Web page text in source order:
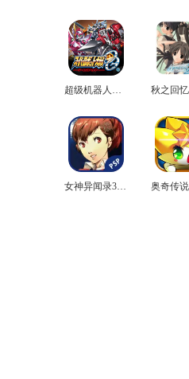
超级机器人大战og2官方版
女神异闻录3中文版